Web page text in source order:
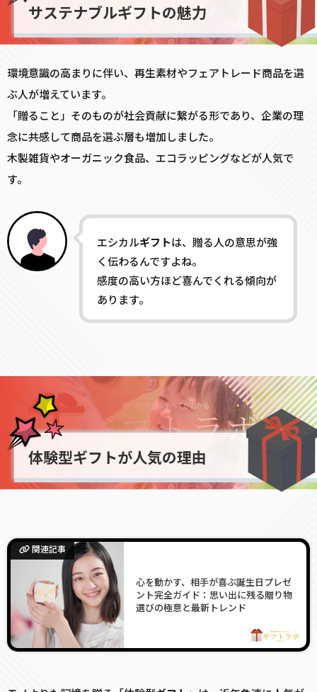
サステナブルギフトの魅力
環境意識の高まりに伴い、再生素材やフェアトレード商品を選
ぶ人が増えています。
「贈ること」そのものが社会貢献に繋がる形であり、企業の理
念に共感して商品を選ぶ層も増加しました。
木製雑貨やオーガニック食品、エコラッピングなどが人気で
す。
エシカルギフトは、贈る人の意思が強
く伝わるんですよね。
感度の高い方ほど喜んでくれる傾向が
あります。
体験型ギフトが人気の理由
関連記事
心を動かす、相手が喜ぶ誕生日プレゼ
ント完全ガイド：思い出に残る贈り物
選びの極意と最新トレンド